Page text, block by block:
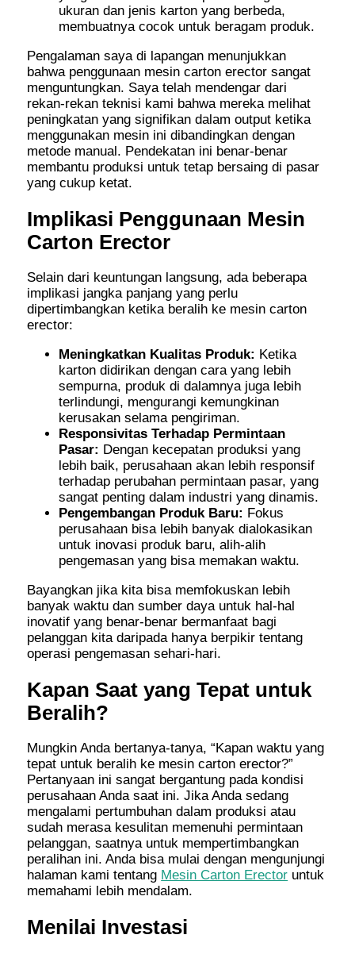
ukuran dan jenis karton yang berbeda,
membuatnya cocok untuk beragam produk.
Pengalaman saya di lapangan menunjukkan
bahwa penggunaan mesin carton erector sangat
menguntungkan. Saya telah mendengar dari
rekan-rekan teknisi kami bahwa mereka melihat
peningkatan yang signifikan dalam output ketika
menggunakan mesin ini dibandingkan dengan
metode manual. Pendekatan ini benar-benar
membantu produksi untuk tetap bersaing di pasar
yang cukup ketat.
Implikasi Penggunaan Mesin
Carton Erector
Selain dari keuntungan langsung, ada beberapa
implikasi jangka panjang yang perlu
dipertimbangkan ketika beralih ke mesin carton
erector:
Meningkatkan Kualitas Produk: Ketika
karton didirikan dengan cara yang lebih
sempurna, produk di dalamnya juga lebih
terlindungi, mengurangi kemungkinan
kerusakan selama pengiriman.
Responsivitas Terhadap Permintaan
Pasar: Dengan kecepatan produksi yang
lebih baik, perusahaan akan lebih responsif
terhadap perubahan permintaan pasar, yang
sangat penting dalam industri yang dinamis.
Pengembangan Produk Baru: Fokus
perusahaan bisa lebih banyak dialokasikan
untuk inovasi produk baru, alih-alih
pengemasan yang bisa memakan waktu.
Bayangkan jika kita bisa memfokuskan lebih
banyak waktu dan sumber daya untuk hal-hal
inovatif yang benar-benar bermanfaat bagi
pelanggan kita daripada hanya berpikir tentang
operasi pengemasan sehari-hari.
Kapan Saat yang Tepat untuk
Beralih?
Mungkin Anda bertanya-tanya, “Kapan waktu yang
tepat untuk beralih ke mesin carton erector?”
Pertanyaan ini sangat bergantung pada kondisi
perusahaan Anda saat ini. Jika Anda sedang
mengalami pertumbuhan dalam produksi atau
sudah merasa kesulitan memenuhi permintaan
pelanggan, saatnya untuk mempertimbangkan
peralihan ini. Anda bisa mulai dengan mengunjungi
halaman kami tentang Mesin Carton Erector untuk
memahami lebih mendalam.
Menilai Investasi